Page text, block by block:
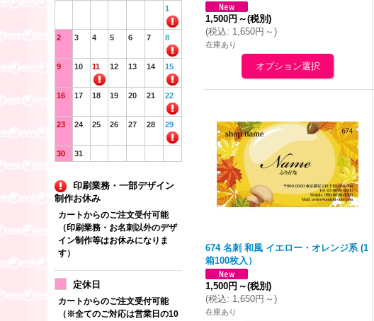
1
2 3 4 5 6 7 8
9 10 11 12 13 14 15
16 17 18 19 20 21 22
23 24 25 26 27 28 29
30 31
印刷業務・一部デザイン
制作お休み
カートからのご注文受付可能
（印刷業務・お名刺以外のデザ
イン制作等はお休みになりま
す）
定休日
カートからのご注文受付可能
（※全てのご対応は営業日の10
1,500円 ～(税別)
(税込: 1,650円 ～)
在庫あり
674 名刺 和風 イエロー・オレンジ系 (1
箱100枚入）
1,500円 ～(税別)
(税込: 1,650円 ～)
在庫あり